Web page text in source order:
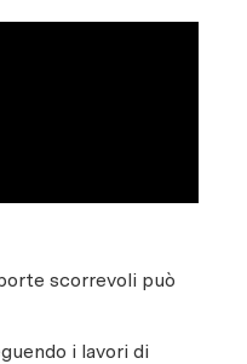
scorrevoli può
i lavori di